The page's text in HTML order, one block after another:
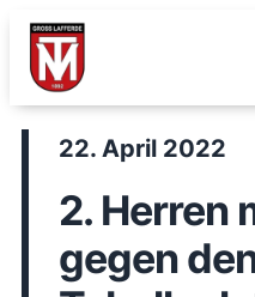
Zum
Inhalt
springen
22. April 2022
2. Herren
gegen